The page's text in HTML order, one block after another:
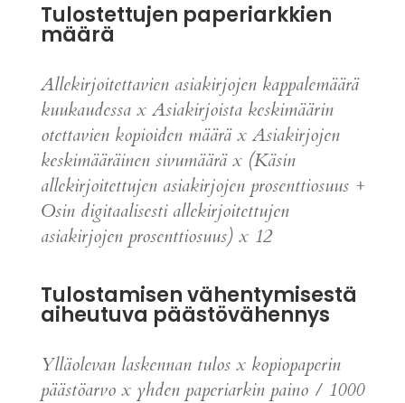
Tulostettujen paperiarkkien
määrä
Allekirjoitettavien asiakirjojen kappalemäärä
kuukaudessa x Asiakirjoista keskimäärin
otettavien kopioiden määrä x Asiakirjojen
keskimääräinen sivumäärä x (Käsin
allekirjoitettujen asiakirjojen prosenttiosuus +
Osin digitaalisesti allekirjoitettujen
asiakirjojen prosenttiosuus) x 12
Tulostamisen vähentymisestä
aiheutuva päästövähennys
Ylläolevan laskennan tulos x kopiopaperin
päästöarvo x yhden paperiarkin paino / 1000